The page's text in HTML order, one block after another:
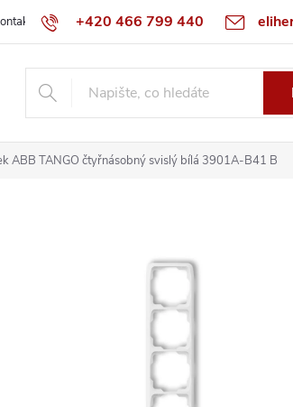
+420 466 799 440
Obchodní podmínky Reklamační řád
ABB TANGO čtyřnásobný svislý bílá 3901A-B41 B